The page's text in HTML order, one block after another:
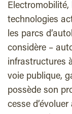
technologies
les parcs
considère –
infrastructures
voie publique,
possède son
cesse